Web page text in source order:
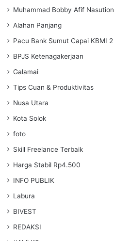
Muhammad Bobby Afif Nasution
Alahan Panjang
Pacu Bank Sumut Capai KBMI 2
BPJS Ketenagakerjaan
Galamai
Tips Cuan & Produktivitas
Nusa Utara
Kota Solok
foto
Skill Freelance Terbaik
Harga Stabil Rp4.500
INFO PUBLIK
Labura
BIVEST
REDAKSI